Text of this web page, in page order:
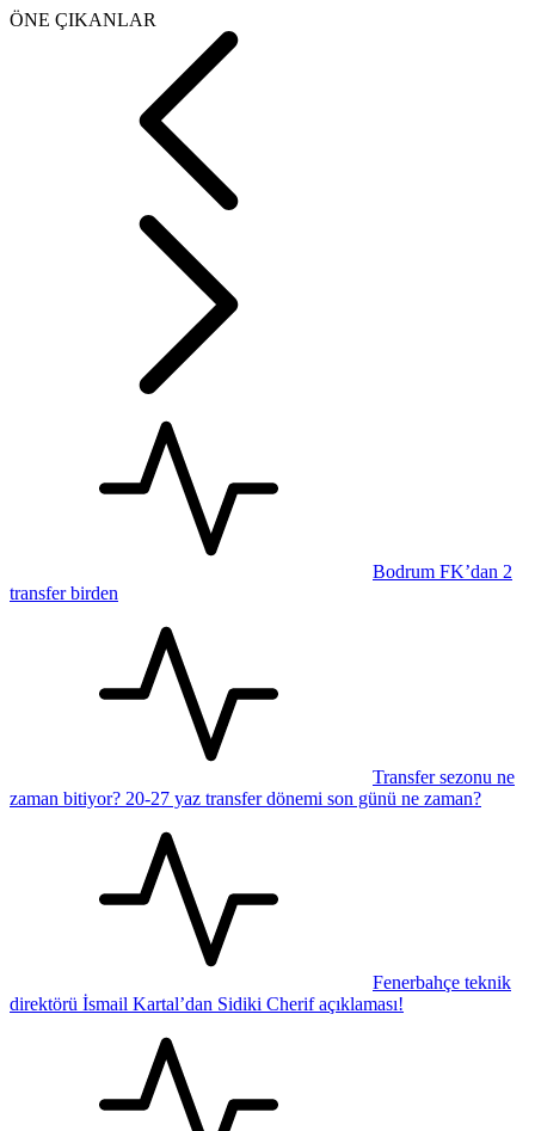
ÖNE ÇIKANLAR
Bodrum FK’dan 2
transfer birden
Transfer sezonu ne
zaman bitiyor? 20-27 yaz transfer dönemi son günü ne zaman?
Fenerbahçe teknik
direktörü İsmail Kartal’dan Sidiki Cherif açıklaması!